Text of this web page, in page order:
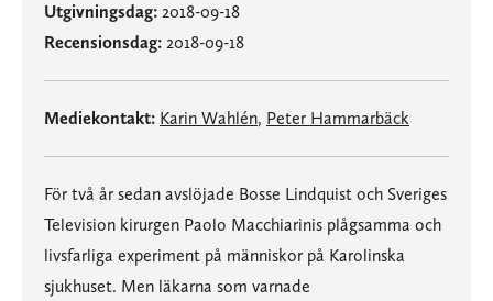
Utgivningsdag: 2018-09-18
Recensionsdag: 2018-09-18
Mediekontakt: Karin Wahlén, Peter Hammarbäck
För två år sedan avslöjade Bosse Lindquist och Sveriges
Television kirurgen Paolo Macchiarinis plågsamma och
livsfarliga experiment på människor på Karolinska
sjukhuset. Men läkarna som varnade